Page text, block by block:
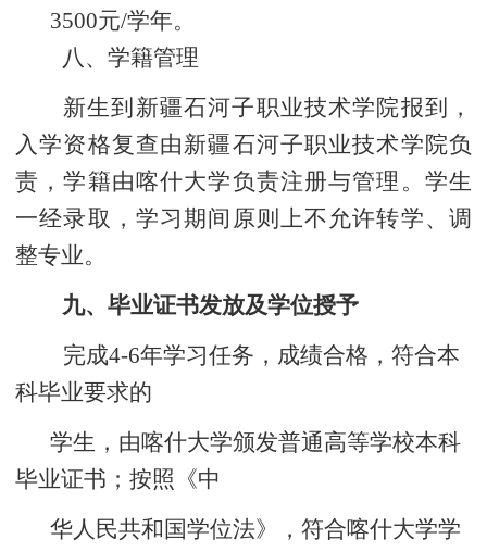
3500元/学年。
八、学籍管理
新生到新疆石河子职业技术学院报到，
入学资格复查由新疆石河子职业技术学院负
责，学籍由喀什大学负责注册与管理。学生
一经录取，学习期间原则上不允许转学、调
整专业。
九、毕业证书发放及学位授予
完成4-6年学习任务，成绩合格，符合本
科毕业要求的
学生，由喀什大学颁发普通高等学校本科
毕业证书；按照《中
华人民共和国学位法》，符合喀什大学学